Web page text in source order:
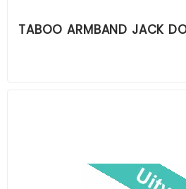
TABOO ARMBAND JACK